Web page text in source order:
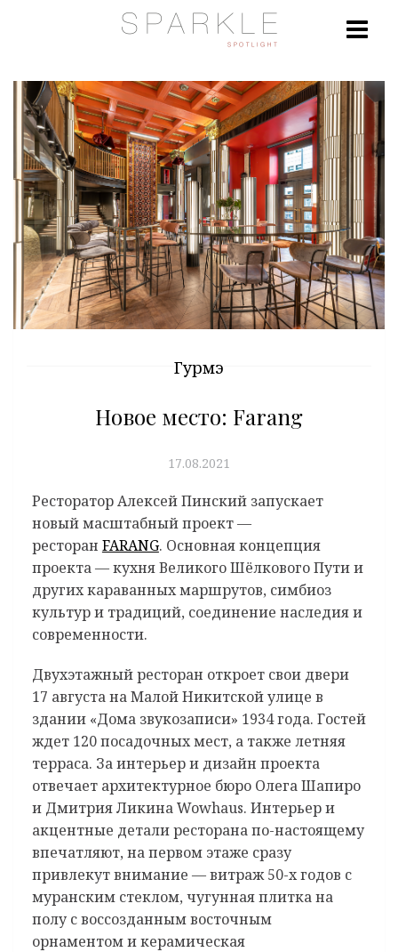
Гурмэ
Новое место: Farang
17.08.2021
Ресторатор Алексей Пинский запускает
новый масштабный проект —
ресторан FARANG. Основная концепция
проекта — кухня Великого Шёлкового Пути и
других караванных маршрутов, симбиоз
культур и традиций, соединение наследия и
современности.
Двухэтажный ресторан откроет свои двери
17 августа на Малой Никитской улице в
здании «Дома звукозаписи» 1934 года. Гостей
ждет 120 посадочных мест, а также летняя
терраса. За интерьер и дизайн проекта
отвечает архитектурное бюро Олега Шапиро
и Дмитрия Ликина Wowhaus. Интерьер и
акцентные детали ресторана по-настоящему
впечатляют, на первом этаже сразу
привлекут внимание — витраж 50-х годов с
муранским стеклом, чугунная плитка на
полу с воссозданным восточным
орнаментом и керамическая